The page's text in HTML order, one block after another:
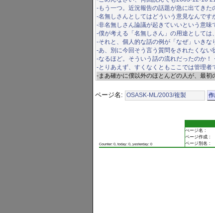
ページ名:
Counter: 0, today: 0, yesterday: 0
ぺージ名 :
ページ作成 :
ページ別名 :